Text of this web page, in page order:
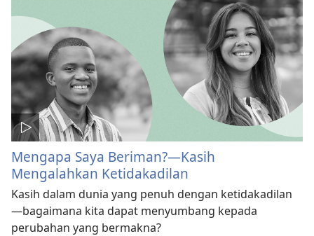
Mengapa Saya Beriman?—Kasih
Mengalahkan Ketidakadilan
Kasih dalam dunia yang penuh dengan ketidakadilan
—bagaimana kita dapat menyumbang kepada
perubahan yang bermakna?